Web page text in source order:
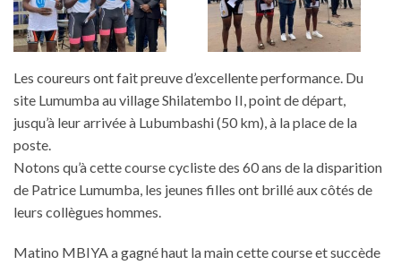
Les coureurs ont fait preuve d’excellente performance. Du
site Lumumba au village Shilatembo II, point de départ,
jusqu’à leur arrivée à Lubumbashi (50 km), à la place de la
poste.
Notons qu’à cette course cycliste des 60 ans de la disparition
de Patrice Lumumba, les jeunes filles ont brillé aux côtés de
leurs collègues hommes.
Matino MBIYA a gagné haut la main cette course et succède